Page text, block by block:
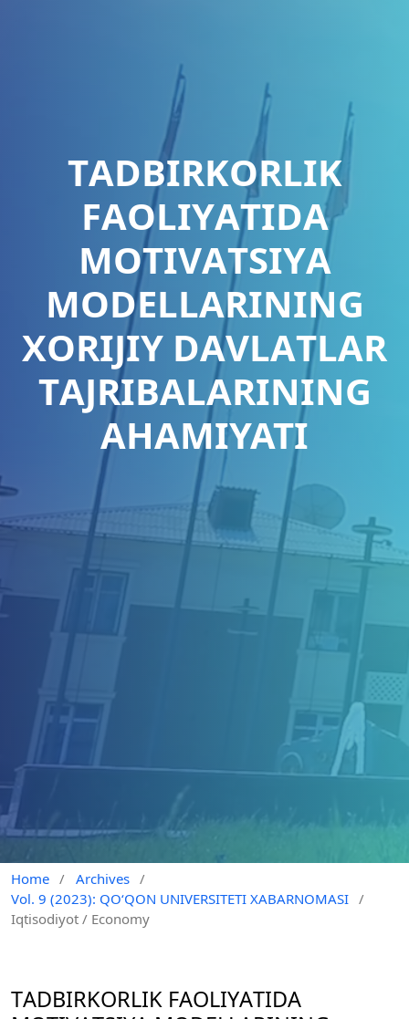
TАDBIRKОRLIK
FАОLIYАTIDА
MОTIVАTSIYА
MОDЕLLАRINING
XОRIJIY DАVLАTLАR
TАJRIBАLАRINING
AHAMIYATI
Home / Archives /
Vol. 9 (2023): QO‘QON UNIVERSITETI XABARNOMASI /
Iqtisodiyot / Economy
TАDBIRKОRLIK FАОLIYАTIDА